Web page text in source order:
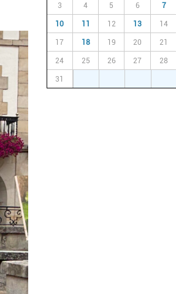
3 4 5 6 7
10 11 12 13 14
17 18 19 20 21
24 25 26 27 28
31